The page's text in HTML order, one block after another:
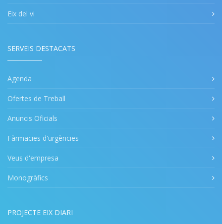
Eix del vi
SERVEIS DESTACATS
Agenda
Ofertes de Treball
Anuncis Oficials
Fàrmacies d'urgències
Veus d'empresa
Monogràfics
PROJECTE EIX DIARI